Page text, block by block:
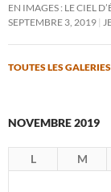
EN IMAGES : LE CIEL
SEPTEMBRE 3, 2019
TOUTES LES GALERIES
NOVEMBRE 2019
L M